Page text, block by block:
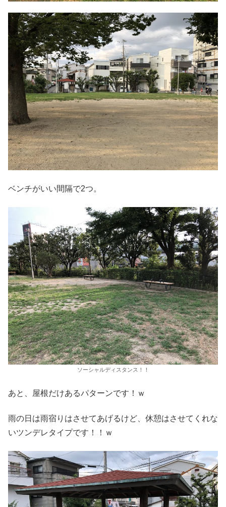
ベンチがいい間隔で2つ。
ソーシャルディスタンス！！
あと、屋根だけあるパターンです！ｗ
雨の日は雨宿りはさせてあげるけど、休憩はさせてくれな
いツンデレタイプです！！ｗ